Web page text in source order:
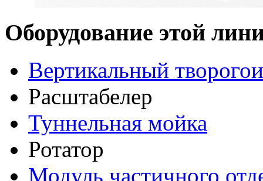
Оборудование этой
Вертикальный
Расштабелер
Туннельная мойка
Ротатор
Модуль частичного